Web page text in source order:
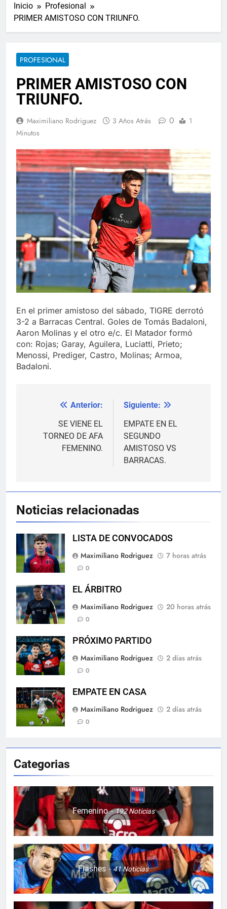
Inicio
Profesional
PRIMER AMISTOSO CON TRIUNFO.
PROFESIONAL
PRIMER AMISTOSO CON
TRIUNFO.
Maximiliano Rodriguez 3 Años Atrás 0
1
Minutos
En el primer amistoso del sábado, TIGRE derrotó
3-2 a Barracas Central. Goles de Tomás Badaloni,
Aaron Molinas y el otro e/c. El Matador formó
con: Rojas; Garay, Aguilera, Luciatti, Prieto;
Menossi, Prediger, Castro, Molinas; Armoa,
Badaloni.
Navegación
entradas
Anterior:
SE VIENE EL
TORNEO DE AFA
FEMENINO.
Siguiente:
EMPATE EN EL
SEGUNDO
AMISTOSO VS
BARRACAS.
Noticias relacionadas
LISTA DE CONVOCADOS
Maximiliano Rodriguez
7 horas atrás
0
EL ÁRBITRO
Maximiliano Rodriguez
20 horas atrás
0
PRÓXIMO PARTIDO
Maximiliano Rodriguez
2 días atrás
0
EMPATE EN CASA
Maximiliano Rodriguez
2 días atrás
0
Categorias
Femenino 192Noticias
Flashes 41Noticias